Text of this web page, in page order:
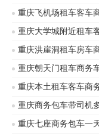
重庆飞机场租车客车
重庆大学城附近租车
重庆洪崖洞租车房车
重庆朝天门租车商务
重庆本土租车客车商
重庆商务包车带司机
重庆七座商务包车一